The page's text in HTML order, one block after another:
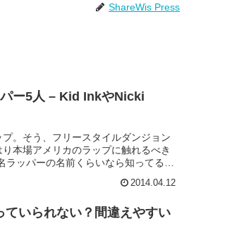
ShareWis Press
ー5人 – Kid InkやNicki
。そう、フリースタイルダンジョン
本場アメリカのラップに触れるべき
ッパーの名前くらいなら知ってる
2014.04.12
ていられない？間違えやすい